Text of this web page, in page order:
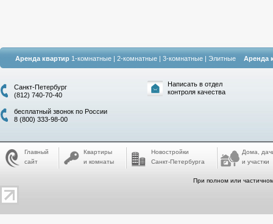
Аренда квартир 1-комнатные | 2-комнатные | 3-комнатные | Элитные Аренда
Санкт-Петербург
(812) 740-70-40
бесплатный звонок по России
8 (800) 333-98-00
Написать в отдел
контроля качества
Главный
сайт
Квартиры
и комнаты
Новостройки
Санкт-Петербурга
Дома,
и участки
При полном или